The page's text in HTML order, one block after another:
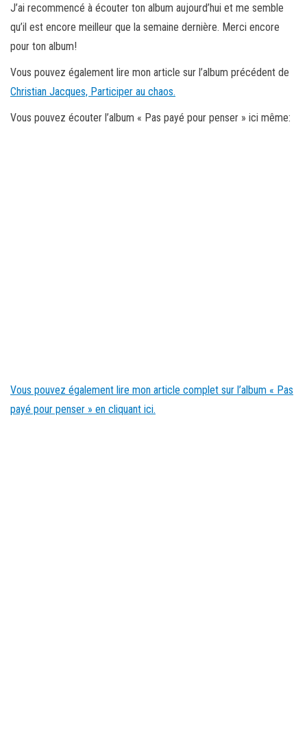
J’ai recommencé à écouter ton album aujourd’hui et me semble
qu’il est encore meilleur que la semaine dernière. Merci encore
pour ton album!
Vous pouvez également lire mon article sur l’album précédent de
Christian Jacques, Participer au chaos.
Vous pouvez écouter l’album « Pas payé pour penser » ici même:
Vous pouvez également lire mon article complet sur l’album « Pas
payé pour penser » en cliquant ici.